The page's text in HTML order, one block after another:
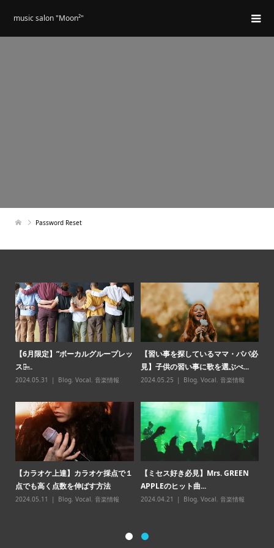
music salon "Moon²"
Password Reset
【6月限定】”ボーカルグループレッ
スン̶...
2024.05.31 Blog, Vocal, 音楽情報
【習い事を探しているママ・パパ必
見】子供の習い事に歌を選ぶべ...
2024.05.25 Blog, Vocal, 音楽情報
【カラオケ上達】カラオケ採点で１
点でも高く点数を伸ばす方法
2024.05.11 Blog, Vocal, 音楽情報
【ミセス好き必見】Mrs. GREEN
APPLEのヒット曲...
2024.04.21 Blog, Vocal, 音楽情報